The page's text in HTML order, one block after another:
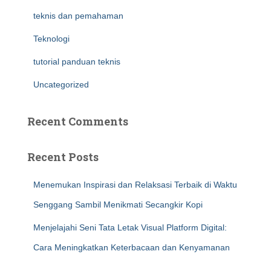
teknis dan pemahaman
Teknologi
tutorial panduan teknis
Uncategorized
Recent Comments
Recent Posts
Menemukan Inspirasi dan Relaksasi Terbaik di Waktu
Senggang Sambil Menikmati Secangkir Kopi
Menjelajahi Seni Tata Letak Visual Platform Digital:
Cara Meningkatkan Keterbacaan dan Kenyamanan